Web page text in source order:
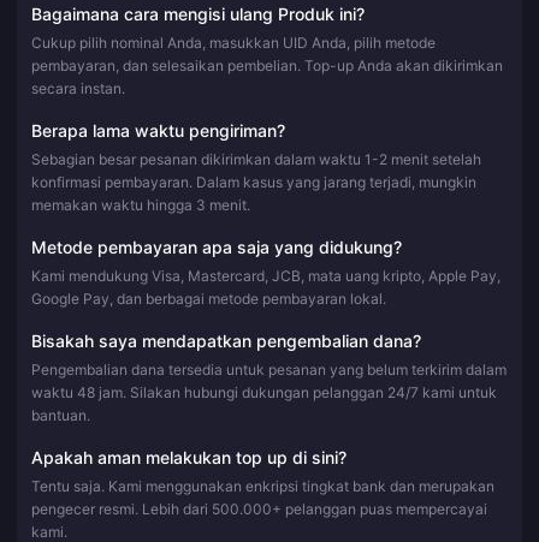
Bagaimana cara mengisi ulang Produk ini?
Cukup pilih nominal Anda, masukkan UID Anda, pilih metode
pembayaran, dan selesaikan pembelian. Top-up Anda akan dikirimkan
secara instan.
Berapa lama waktu pengiriman?
Sebagian besar pesanan dikirimkan dalam waktu 1-2 menit setelah
konfirmasi pembayaran. Dalam kasus yang jarang terjadi, mungkin
memakan waktu hingga 3 menit.
Metode pembayaran apa saja yang didukung?
Kami mendukung Visa, Mastercard, JCB, mata uang kripto, Apple Pay,
Google Pay, dan berbagai metode pembayaran lokal.
Bisakah saya mendapatkan pengembalian dana?
Pengembalian dana tersedia untuk pesanan yang belum terkirim dalam
waktu 48 jam. Silakan hubungi dukungan pelanggan 24/7 kami untuk
bantuan.
Apakah aman melakukan top up di sini?
Tentu saja. Kami menggunakan enkripsi tingkat bank dan merupakan
pengecer resmi. Lebih dari 500.000+ pelanggan puas mempercayai
kami.